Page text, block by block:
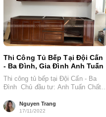
Thi Công Tủ Bếp Tại Đội Cấn
- Ba Đình, Gia Đình Anh Tuấn
Thi công tủ bếp tại Đội Cấn - Ba
Đình Chủ đầu tư: Anh Tuấn Chất
Nguyen Trang
17/11/2022